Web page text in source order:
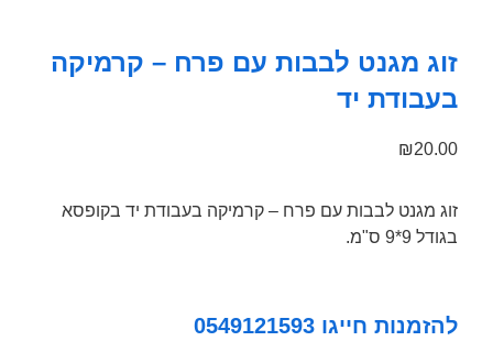
זוג מגנט לבבות עם פרח – קרמיקה
בעבודת יד
₪20.00
זוג מגנט לבבות עם פרח – קרמיקה בעבודת יד בקופסא
בגודל 9*9 ס"מ.
להזמנות חייגו 0549121593